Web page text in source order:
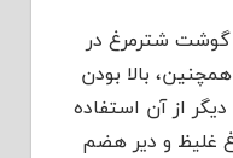
گوشت شترمرغ در
بالا بودن
از آن استفاده
غلیظ و دیر هضم